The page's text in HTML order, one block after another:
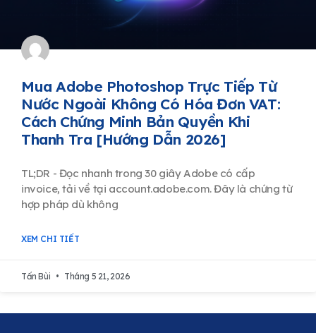
Mua Adobe Photoshop Trực Tiếp Từ
Nước Ngoài Không Có Hóa Đơn VAT:
Cách Chứng Minh Bản Quyền Khi
Thanh Tra [Hướng Dẫn 2026]
TL;DR - Đọc nhanh trong 30 giây Adobe có cấp
invoice, tải về tại account.adobe.com. Đây là chứng từ
hợp pháp dù không
XEM CHI TIẾT
Tấn Bùi Tháng 5 21, 2026